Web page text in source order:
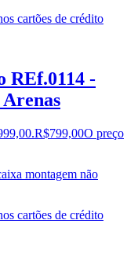
cartões de crédito
REf.0114 -
R$799,00O preço
montagem não
cartões de crédito